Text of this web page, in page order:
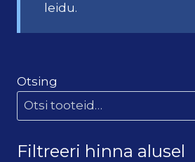
leidu.
Otsing
Filtreeri hinna alusel